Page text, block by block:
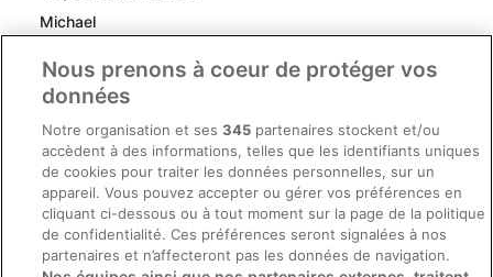
Michael
1 sept. 2025
Les points forts : Propreté, personnel et service, équipements
et infrastructures et conditions de l’hébergement
Great hotel. Great location. Would consider staying again.
Séjour de 1 nuit en août 2025
0
Avis vérifié
Nous prenons à coeur de protéger vos
données
Notre organisation et ses345 partenaires stockent et/ou
accèdent à des informations, telles que les identifiants uniques
de cookies pour traiter les données personnelles, sur un
appareil. Vous pouvez accepter ou gérer vos préférences en
cliquant ci-dessous ou à tout moment sur la page de la politique
de confidentialité. Ces préférences seront signalées à nos
partenaires et n’affecteront pas les données de navigation.